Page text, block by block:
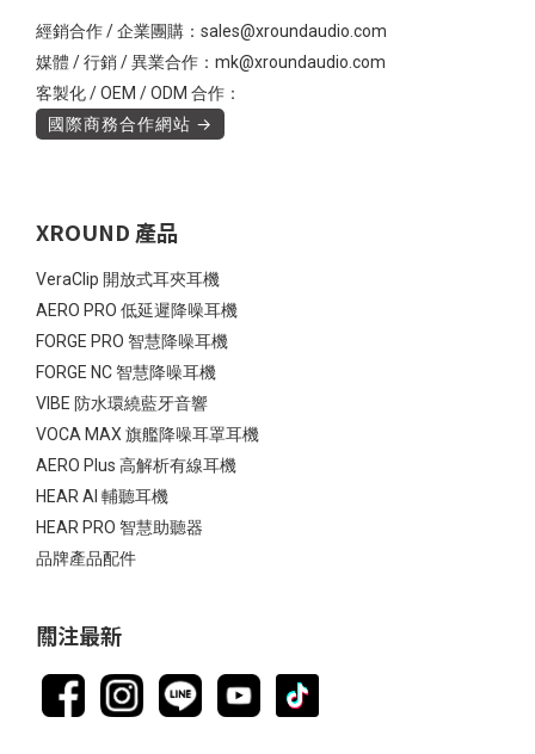
經銷合作 / 企業團購：sales@xroundaudio.com
媒體 / 行銷 / 異業合作：mk@xroundaudio.com
客製化 / OEM / ODM 合作：
國際商務合作網站 →
XROUND 產品
VeraClip 開放式耳夾耳機
AERO PRO 低延遲降噪耳機
FORGE PRO 智慧降噪耳機
FORGE NC 智慧降噪耳機
VIBE 防水環繞藍牙音響
VOCA MAX 旗艦降噪耳罩耳機
AERO Plus 高解析有線耳機
HEAR AI 輔聽耳機
HEAR PRO 智慧助聽器
品牌產品配件
關注最新